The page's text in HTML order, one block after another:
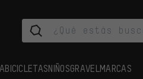
BICICLETASNIÑOSGRAVEL MARCAS